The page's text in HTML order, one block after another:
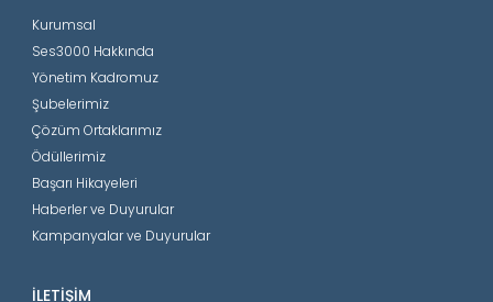
Kurumsal
Ses3000 Hakkında
Yönetim Kadromuz
Şubelerimiz
Çözüm Ortaklarımız
Ödüllerimiz
Başarı Hikayeleri
Haberler ve Duyurular
Kampanyalar ve Duyurular
İLETIŞIM